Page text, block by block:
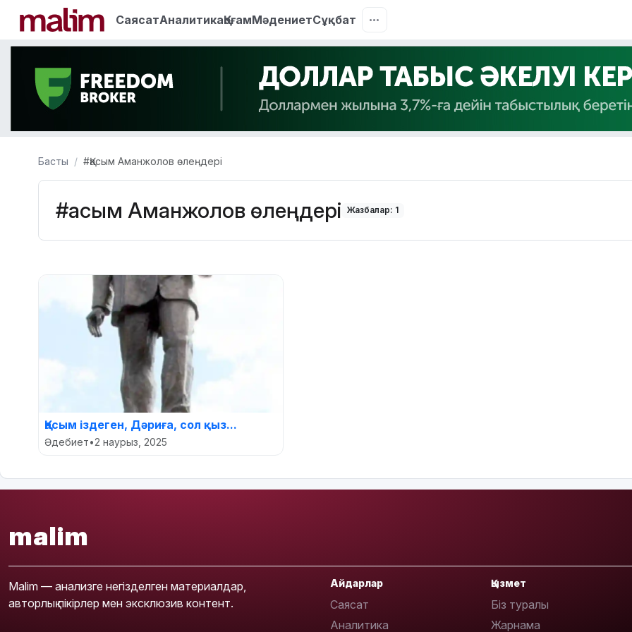
СаясатАналитикаҚоғамМәдениетСұқбат
Басты #Қасым Аманжолов өлеңдері
#Қасым Аманжолов өлеңдері Жазбалар: 1
Қасым іздеген, Дәриға, сол қыз...
Әдебиет•2 наурыз, 2025
malim
Malim — анализге негізделген материалдар,
авторлық пікірлер мен эксклюзив контент.
Айдарлар
Саясат
Аналитика
Қызмет
Біз туралы
Жарнама